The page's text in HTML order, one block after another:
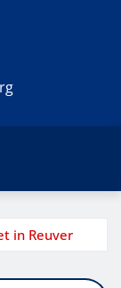
in Reuver